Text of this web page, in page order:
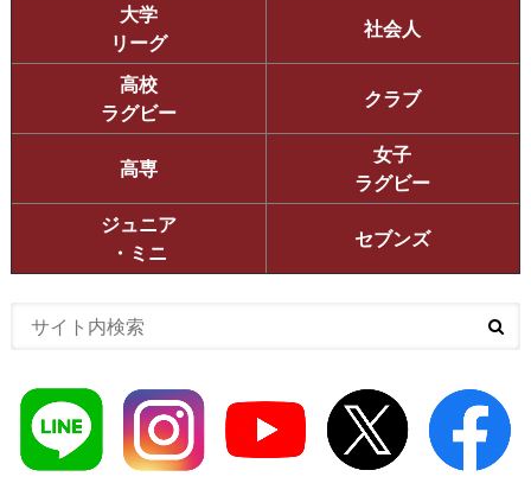
大学
リーグ
社会人
高校
ラグビー
クラブ
高専
女子
ラグビー
ジュニア
・ミニ
セブンズ